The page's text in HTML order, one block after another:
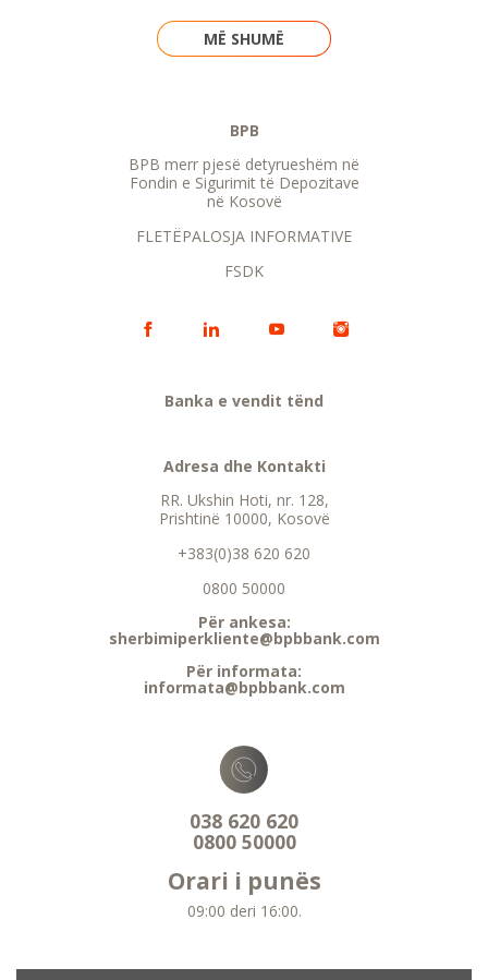
MË SHUMË
BPB
BPB merr pjesë detyrueshëm në
Fondin e Sigurimit të Depozitave
në Kosovë
FLETËPALOSJA INFORMATIVE
FSDK
Banka e vendit tënd
Adresa dhe Kontakti
RR. Ukshin Hoti, nr. 128,
Prishtinë 10000, Kosovë
+383(0)38 620 620
0800 50000
Për ankesa:
sherbimiperkliente@bpbbank.com
Për informata:
informata@bpbbank.com
038 620 620
0800 50000
Orari i punës
09:00 deri 16:00.